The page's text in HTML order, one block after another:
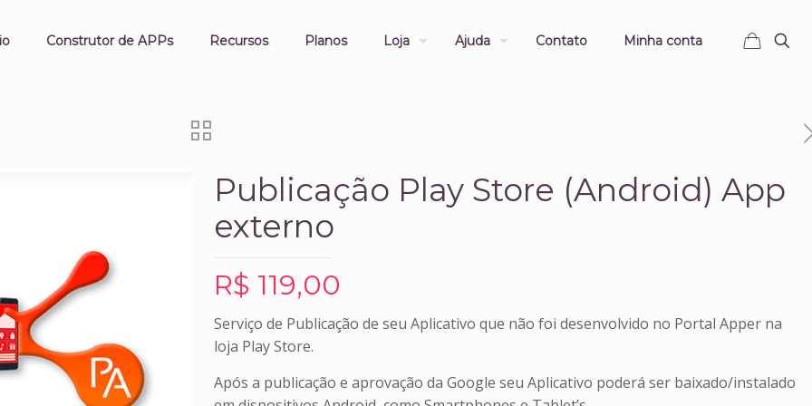
Construtor de APPs Recursos Planos Loja Ajuda Contato Minha conta
Publicação Play Store (Android) App
externo
R$ 119,00
Serviço de Publicação de seu Aplicativo que não foi desenvolvido no Portal Apper na
loja Play Store.
Após a publicação e aprovação da Google seu Aplicativo poderá ser baixado/instalado